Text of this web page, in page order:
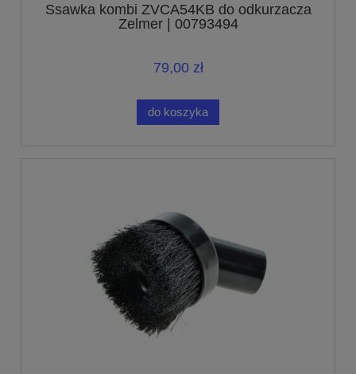
Ssawka kombi ZVCA54KB do odkurzacza
Zelmer | 00793494
79,00 zł
do koszyka